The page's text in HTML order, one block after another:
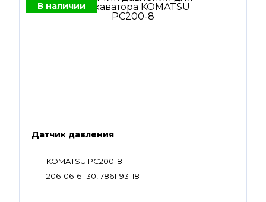
В наличии
Датчик давления
KOMATSU PC200-8
206-06-61130, 7861-93-181